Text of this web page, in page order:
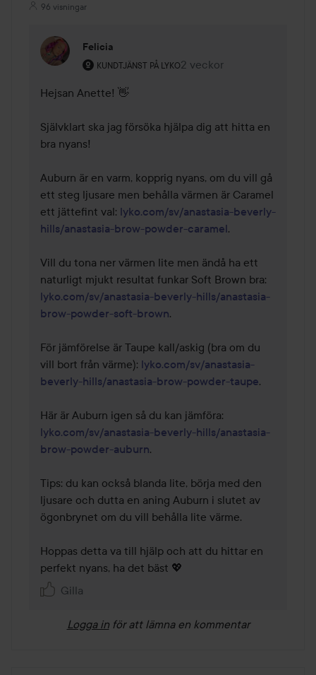
96 visningar
Felicia
KUNDTJÄNST PÅ LYKO
Användarens roll: Kundtjänst på Lyko.
2 veckor
Kommentaren lades 2
Hejsan Anette! 👋
Självklart ska jag försöka hjälpa dig att hitta en
bra nyans!
Auburn är en varm, kopprig nyans, om du vill gå
ett steg ljusare men behålla värmen är Caramel
ett jättefint val: lyko.com/sv/anastasia-beverly-
hills/anastasia-brow-powder-caramel.
Vill du tona ner värmen lite men ändå ha ett
lyko.com/sv/anastasia-beverly-hills/anastasia-
brow-powder-soft-brown.
För jämförelse är Taupe kall/askig (bra om du
vill bort från värme): lyko.com/sv/anastasia-
beverly-hills/anastasia-brow-powder-taupe.
lyko.com/sv/anastasia-beverly-hills/anastasia-
brow-powder-auburn.
Tips: du kan också blanda lite, börja med den
ljusare och dutta en aning Auburn i slutet av
ögonbrynet om du vill behålla lite värme.
Hoppas detta va till hjälp och att du hittar en
perfekt nyans, ha det bäst 💖
Gilla
Logga in för att lämna en kommentar